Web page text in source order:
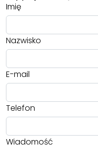
Imię
Nazwisko
E-mail
Telefon
Wiadomość